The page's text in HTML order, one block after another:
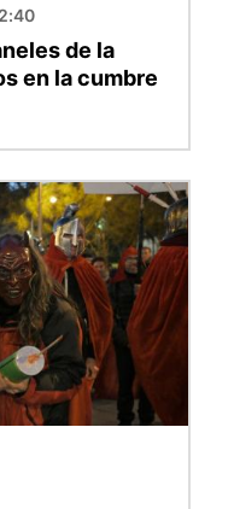
de la
en la cumbre